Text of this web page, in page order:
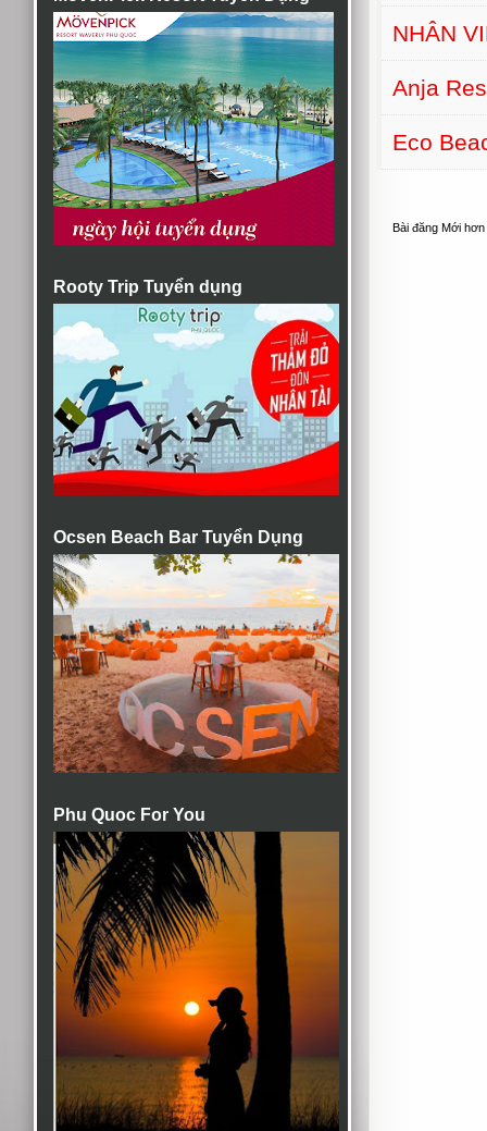
Rooty Trip Tuyển dụng
Ocsen Beach Bar Tuyển Dụng
Phu Quoc For You
NHÂN
Anja
Eco
Bài đăng Mới hơn